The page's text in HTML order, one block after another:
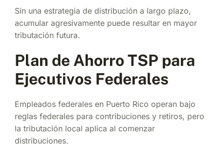
Sin una estrategia de distribución a largo plazo,
acumular agresivamente puede resultar en mayor
tributación futura.
Plan de Ahorro TSP para
Ejecutivos Federales
Empleados federales en Puerto Rico operan bajo
reglas federales para contribuciones y retiros, pero
la tributación local aplica al comenzar
distribuciones.